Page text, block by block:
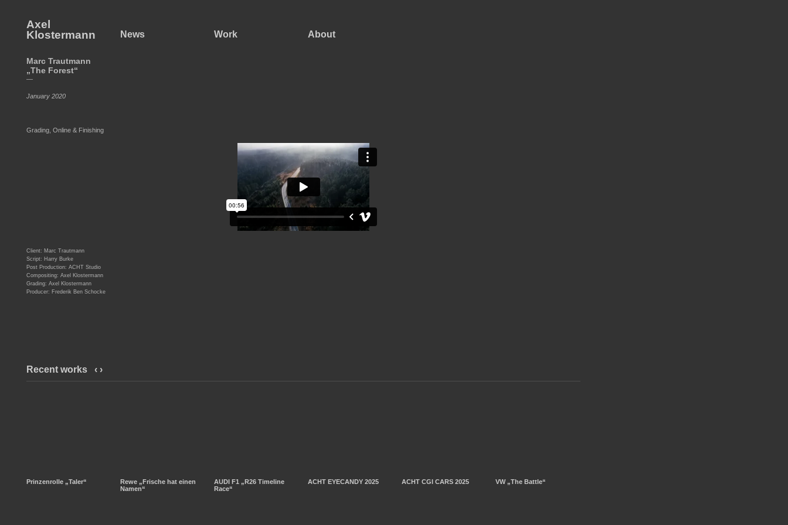
Axel
Klostermann
News Work About
Marc Trautmann
„The Forest“
—
January 2020
Grading, Online & Finishing
Client: Marc Trautmann
Script: Harry Burke
Post Production: ACHT Studio
Compositing: Axel Klostermann
Grading: Axel Klostermann
Producer: Frederik Ben Schocke
Recent works ‹ ›
Prinzenrolle „Taler“
Rewe „Frische hat einen
Namen“
AUDI F1 „R26 Timeline
Race“
ACHT EYECANDY 2025 ACHT CGI CARS 2025 VW „The Battle“